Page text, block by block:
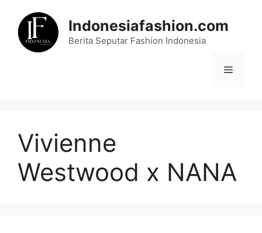
content
Indonesiafashion.com
Berita Seputar Fashion Indonesia
Menu
Vivienne
Westwood x NANA